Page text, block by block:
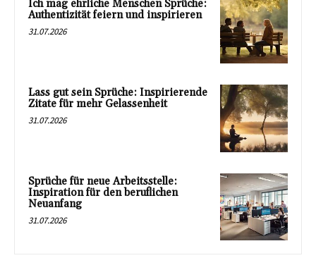
Ich mag ehrliche Menschen Sprüche:
Authentizität feiern und inspirieren
31.07.2026
Lass gut sein Sprüche: Inspirierende
Zitate für mehr Gelassenheit
31.07.2026
Sprüche für neue Arbeitsstelle:
Inspiration für den beruflichen
Neuanfang
31.07.2026